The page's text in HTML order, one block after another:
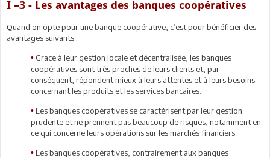
I –3 - Les avantages des banques coopératives
Quand on opte pour une banque coopérative, c’est pour bénéficier des
avantages suivants :
• Grace à leur gestion locale et décentralisée, les banques
coopératives sont très proches de leurs clients et, par
conséquent, répondent mieux à leurs attentes et à leurs besoins
concernant les produits et les services bancaires.
• Les banques coopératives se caractérisent par leur gestion
prudente et ne prennent pas beaucoup de risques, notamment en
ce qui concerne leurs opérations sur les marchés financiers.
• Les banques coopératives, contrairement aux banques